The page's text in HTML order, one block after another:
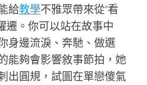
給教學不雅眾帶來從“看
遷。你可以站在故事中
身邊流淚、奔馳、做選
能夠會影響敘事節拍，她
出圓規，試圖在單戀傻氣